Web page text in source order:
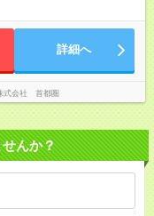
詳細へ
式会社 首都圏
んか？